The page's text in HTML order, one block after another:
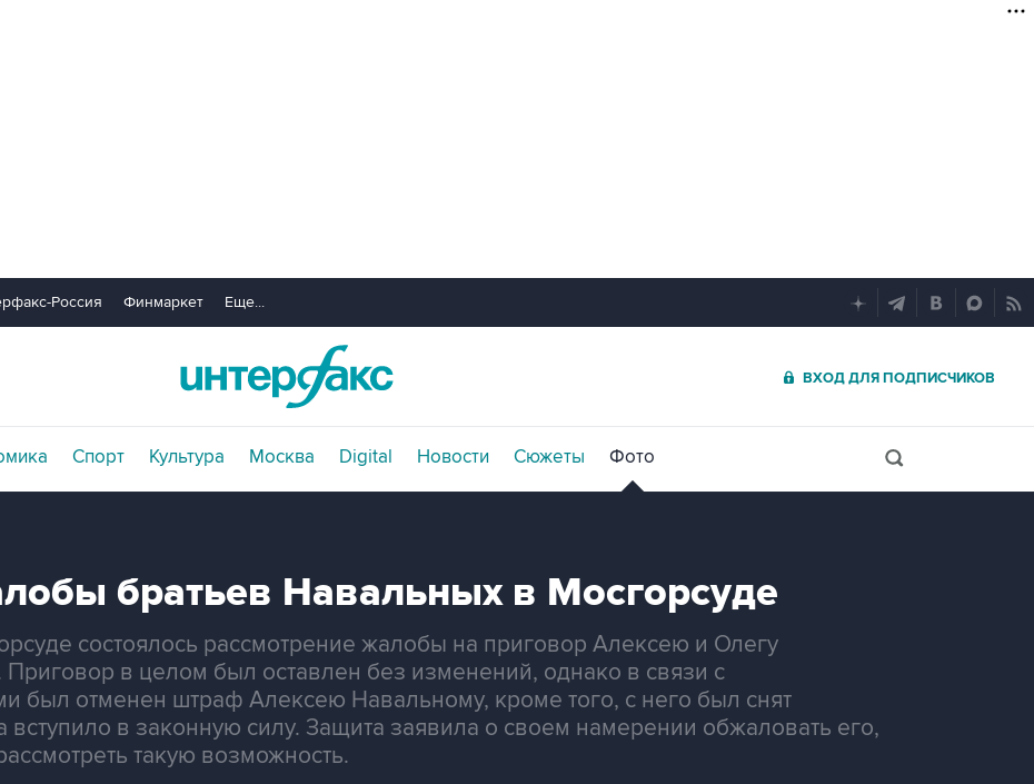
Россия Финмаркет Еще...
ВХОД ДЛЯ ПОДПИСЧИКОВ
Спорт Культура Москва Digital Новости Сюжеты Фото
братьев Навальных в Мосгорсуде
состоялось рассмотрение жалобы на приговор Алексею и Олегу
в целом был оставлен без изменений, однако в связи с
был отменен штраф Алексею Навальному, кроме того, с него был снят
в законную силу. Защита заявила о своем намерении обжаловать его,
такую возможность.